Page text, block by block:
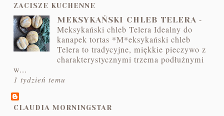
ZACISZE KUCHENNE
MEKSYKAŃSKI CHLEB TELERA -
Meksykański chleb Telera Idealny do
kanapek tortas *M*eksykański chleb
Telera to tradycyjne, miękkie pieczywo z
charakterystycznymi trzema podłużnymi
w...
1 tydzień temu
CLAUDIA MORNINGSTAR